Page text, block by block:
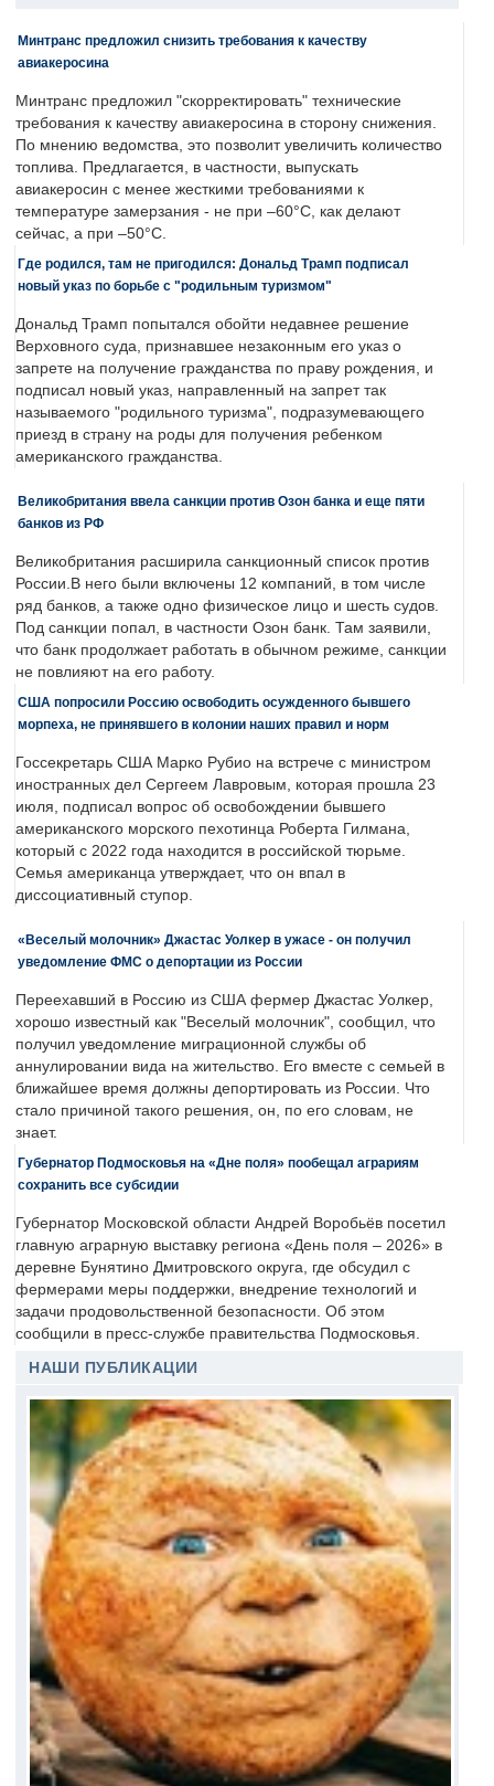
Минтранс предложил снизить требования к качеству
авиакеросина
Минтранс предложил "скорректировать" технические
требования к качеству авиакеросина в сторону снижения.
По мнению ведомства, это позволит увеличить количество
топлива. Предлагается, в частности, выпускать
авиакеросин с менее жесткими требованиями к
температуре замерзания - не при –60°C, как делают
сейчас, а при –50°C.
Где родился, там не пригодился: Дональд Трамп подписал
новый указ по борьбе с "родильным туризмом"
Дональд Трамп попытался обойти недавнее решение
Верховного суда, признавшее незаконным его указ о
запрете на получение гражданства по праву рождения, и
подписал новый указ, направленный на запрет так
называемого "родильного туризма", подразумевающего
приезд в страну на роды для получения ребенком
американского гражданства.
Великобритания ввела санкции против Озон банка и еще пяти
банков из РФ
Великобритания расширила санкционный список против
России.В него были включены 12 компаний, в том числе
ряд банков, а также одно физическое лицо и шесть судов.
Под санкции попал, в частности Озон банк. Там заявили,
что банк продолжает работать в обычном режиме, санкции
не повлияют на его работу.
США попросили Россию освободить осужденного бывшего
морпеха, не принявшего в колонии наших правил и норм
Госсекретарь США Марко Рубио на встрече с министром
иностранных дел Сергеем Лавровым, которая прошла 23
июля, подписал вопрос об освобождении бывшего
американского морского пехотинца Роберта Гилмана,
который с 2022 года находится в российской тюрьме.
Семья американца утверждает, что он впал в
диссоциативный ступор.
«Веселый молочник» Джастас Уолкер в ужасе - он получил
уведомление ФМС о депортации из России
Переехавший в Россию из США фермер Джастас Уолкер,
хорошо известный как "Веселый молочник", сообщил, что
получил уведомление миграционной службы об
аннулировании вида на жительство. Его вместе с семьей в
ближайшее время должны депортировать из России. Что
стало причиной такого решения, он, по его словам, не
знает.
Губернатор Подмосковья на «Дне поля» пообещал аграриям
сохранить все субсидии
Губернатор Московской области Андрей Воробьёв посетил
главную аграрную выставку региона «День поля – 2026» в
деревне Бунятино Дмитровского округа, где обсудил с
фермерами меры поддержки, внедрение технологий и
задачи продовольственной безопасности. Об этом
сообщили в пресс-службе правительства Подмосковья.
НАШИ ПУБЛИКАЦИИ